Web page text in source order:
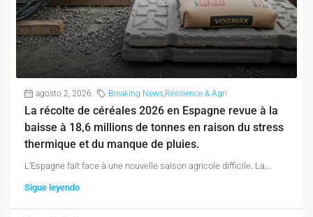
agosto 2, 2026 Breaking News Résilience & Agri
La récolte de céréales 2026 en Espagne revue à la
baisse à 18,6 millions de tonnes en raison du stress
thermique et du manque de pluies.
L’Espagne fait face à une nouvelle saison agricole difficile. La...
Sigue leyendo